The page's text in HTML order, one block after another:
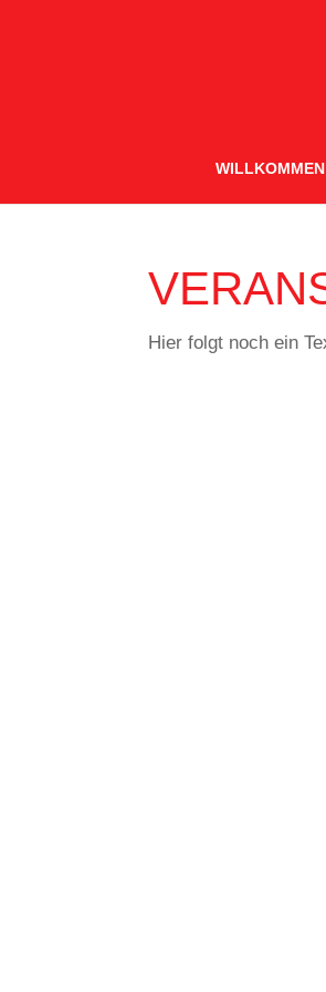
WILLKOMMEN
Hier folgt noch ein